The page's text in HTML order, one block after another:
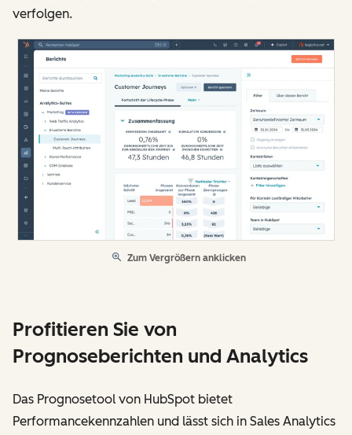
verfolgen.
Zum Vergrößern anklicken
Profitieren Sie von
Prognoseberichten und Analytics
Das Prognosetool von HubSpot bietet
Performancekennzahlen und lässt sich in Sales Analytics